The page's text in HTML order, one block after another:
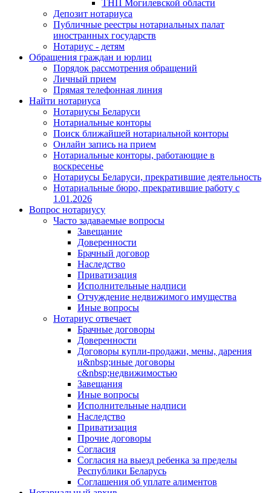
ТНП Могилевской области
Депозит нотариуса
Публичные реестры нотариальных палат
иностранных государств
Нотариус - детям
Обращения граждан и юрлиц
Порядок рассмотрения обращений
Личный прием
Прямая телефонная линия
Найти нотариуса
Нотариусы Беларуси
Нотариальные конторы
Поиск ближайшей нотариальной конторы
Онлайн запись на прием
Нотариальные конторы, работающие в
воскресенье
Нотариусы Беларуси, прекратившие деятельность
Нотариальные бюро, прекратившие работу с
1.01.2026
Вопрос нотариусу
Часто задаваемые вопросы
Завещание
Доверенности
Брачный договор
Наследство
Приватизация
Исполнительные надписи
Отчуждение недвижимого имущества
Иные вопросы
Нотариус отвечает
Брачные договоры
Доверенности
Договоры купли-продажи, мены, дарения
и&nbsp;иные договоры
с&nbsp;недвижимостью
Завещания
Иные вопросы
Исполнительные надписи
Наследство
Приватизация
Прочие договоры
Согласия
Согласия на выезд ребенка за пределы
Республики Беларусь
Соглашения об уплате алиментов